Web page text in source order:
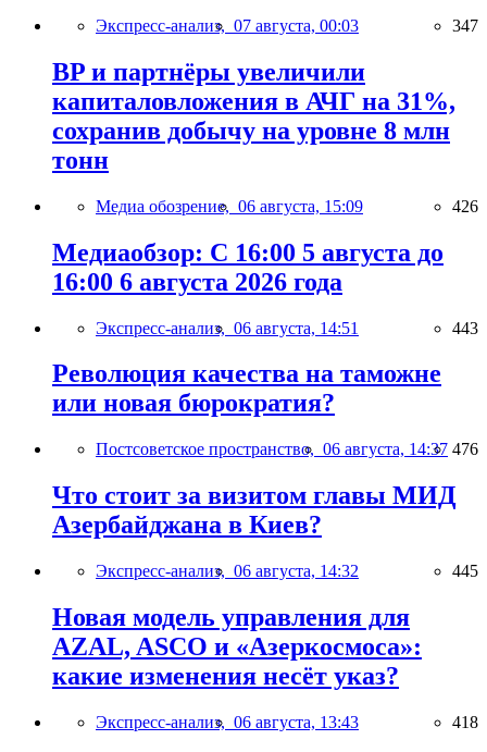
Экспресс-анализ, 07 августа, 00:03 347
BP и партнёры увеличили
капиталовложения в АЧГ на 31%,
сохранив добычу на уровне 8 млн
тонн
Медиа обозрение, 06 августа, 15:09 426
Медиаобзор: С 16:00 5 августа до
16:00 6 августа 2026 года
Экспресс-анализ, 06 августа, 14:51 443
Революция качества на таможне
или новая бюрократия?
Постсоветское пространство, 06 августа, 14:37 476
Что стоит за визитом главы МИД
Азербайджана в Киев?
Экспресс-анализ, 06 августа, 14:32 445
Новая модель управления для
AZAL, ASCO и «Азеркосмоса»:
какие изменения несёт указ?
Экспресс-анализ, 06 августа, 13:43 418